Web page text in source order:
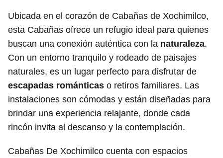
Ubicada en el corazón de Cabañas de Xochimilco,
esta Cabañas ofrece un refugio ideal para quienes
buscan una conexión auténtica con la naturaleza.
Con un entorno tranquilo y rodeado de paisajes
naturales, es un lugar perfecto para disfrutar de
escapadas románticas o retiros familiares. Las
instalaciones son cómodas y están diseñadas para
brindar una experiencia relajante, donde cada
rincón invita al descanso y la contemplación.
Cabañas De Xochimilco cuenta con espacios